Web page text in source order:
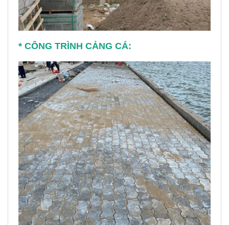
* CÔNG TRÌNH CẢNG CÁ: